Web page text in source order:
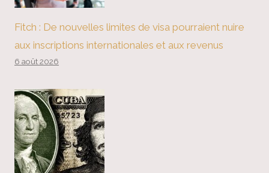
Fitch : De nouvelles limites de visa pourraient nuire
aux inscriptions internationales et aux revenus
6 août 2026